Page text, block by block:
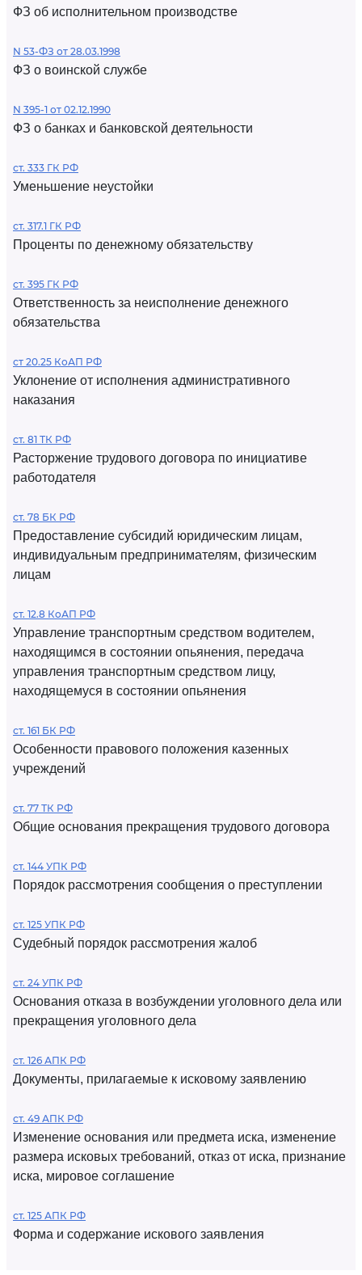
ФЗ об исполнительном производстве
N 53-ФЗ от 28.03.1998
ФЗ о воинской службе
N 395-1 от 02.12.1990
ФЗ о банках и банковской деятельности
ст. 333 ГК РФ
Уменьшение неустойки
ст. 317.1 ГК РФ
Проценты по денежному обязательству
ст. 395 ГК РФ
Ответственность за неисполнение денежного
обязательства
ст 20.25 КоАП РФ
Уклонение от исполнения административного
наказания
ст. 81 ТК РФ
Расторжение трудового договора по инициативе
работодателя
ст. 78 БК РФ
Предоставление субсидий юридическим лицам,
индивидуальным предпринимателям, физическим
лицам
ст. 12.8 КоАП РФ
Управление транспортным средством водителем,
находящимся в состоянии опьянения, передача
управления транспортным средством лицу,
находящемуся в состоянии опьянения
ст. 161 БК РФ
Особенности правового положения казенных
учреждений
ст. 77 ТК РФ
Общие основания прекращения трудового договора
ст. 144 УПК РФ
Порядок рассмотрения сообщения о преступлении
ст. 125 УПК РФ
Судебный порядок рассмотрения жалоб
ст. 24 УПК РФ
Основания отказа в возбуждении уголовного дела или
прекращения уголовного дела
ст. 126 АПК РФ
Документы, прилагаемые к исковому заявлению
ст. 49 АПК РФ
Изменение основания или предмета иска, изменение
размера исковых требований, отказ от иска, признание
иска, мировое соглашение
ст. 125 АПК РФ
Форма и содержание искового заявления